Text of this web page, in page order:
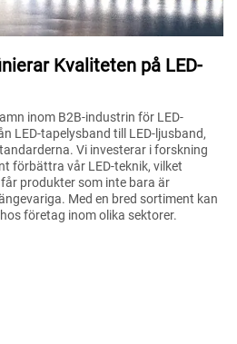
Kvaliteten på LED-
inom B2B-industrin för LED-
LED-tapelysband till LED-ljusband,
Vi investerar i forskning
förbättra vår LED-teknik, vilket
produkter som inte bara är
Med en bred sortiment kan
företag inom olika sektorer.